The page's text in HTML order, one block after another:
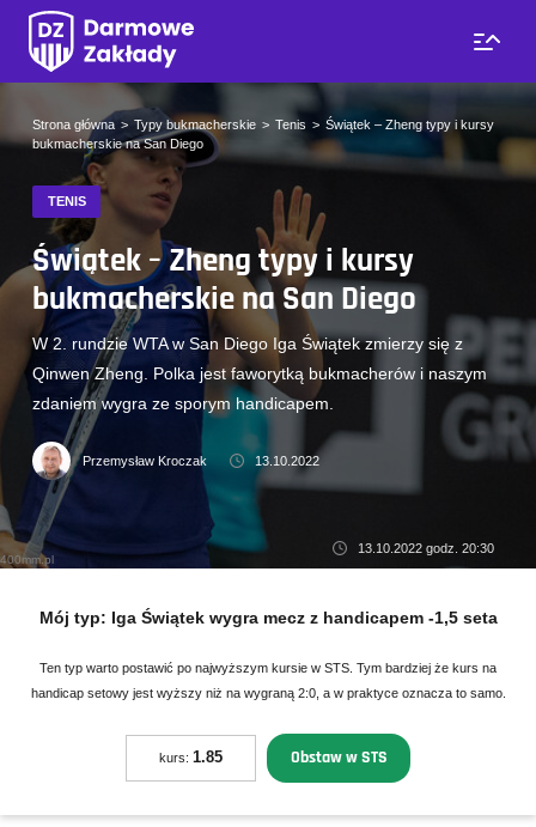
400mm.pl
Strona główna Typy bukmacherskie Tenis
Świątek – Zheng typy i kursy
bukmacherskie na San Diego
TENIS
Świątek – Zheng typy i kursy
bukmacherskie na San Diego
W 2. rundzie WTA w San Diego Iga Świątek zmierzy się z
Qinwen Zheng. Polka jest faworytką bukmacherów i naszym
zdaniem wygra ze sporym handicapem.
Przemysław Kroczak 13.10.2022
13.10.2022 godz. 20:30
Mój typ: Iga Świątek wygra mecz z handicapem -1,5 seta
Ten typ warto postawić po najwyższym kursie w STS. Tym bardziej że kurs na
handicap setowy jest wyższy niż na wygraną 2:0, a w praktyce oznacza to samo.
kurs: 1.85 Obstaw w STS